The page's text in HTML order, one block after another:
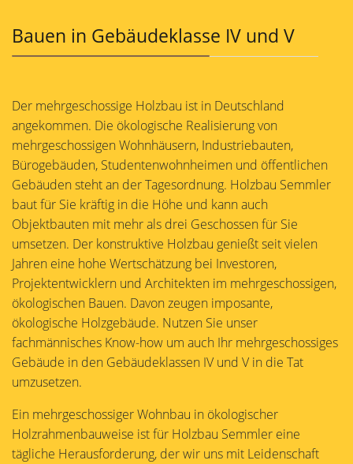
Bauen in Gebäudeklasse IV und V
Der mehrgeschossige Holzbau ist in Deutschland
angekommen. Die ökologische Realisierung von
mehrgeschossigen Wohnhäusern, Industriebauten,
Bürogebäuden, Studentenwohnheimen und öffentlichen
Gebäuden steht an der Tagesordnung. Holzbau Semmler
baut für Sie kräftig in die Höhe und kann auch
Objektbauten mit mehr als drei Geschossen für Sie
umsetzen. Der konstruktive Holzbau genießt seit vielen
Jahren eine hohe Wertschätzung bei Investoren,
Projektentwicklern und Architekten im mehrgeschossigen,
ökologischen Bauen. Davon zeugen imposante,
ökologische Holzgebäude. Nutzen Sie unser
fachmännisches Know-how um auch Ihr mehrgeschossiges
Gebäude in den Gebäudeklassen IV und V in die Tat
umzusetzen.
Ein mehrgeschossiger Wohnbau in ökologischer
Holzrahmenbauweise ist für Holzbau Semmler eine
tägliche Herausforderung, der wir uns mit Leidenschaft